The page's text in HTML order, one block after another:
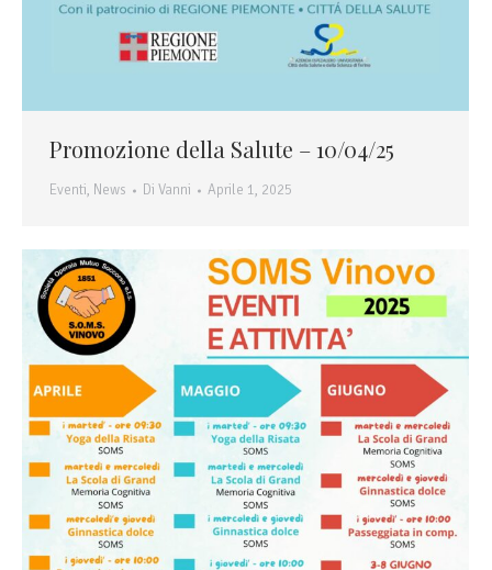
Promozione della Salute – 10/04/25
Eventi, News Di Vanni Aprile 1, 2025